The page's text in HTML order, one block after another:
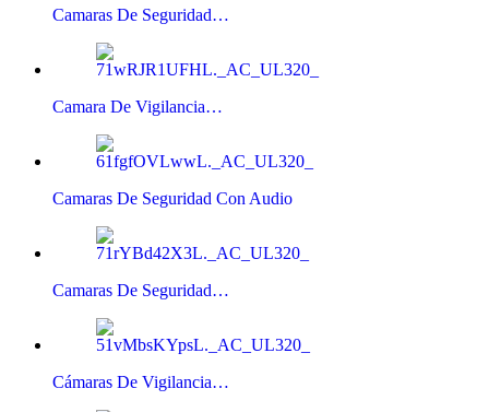
Camaras De Seguridad…
Camara De Vigilancia…
Camaras De Seguridad Con Audio
Camaras De Seguridad…
Cámaras De Vigilancia…